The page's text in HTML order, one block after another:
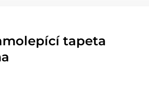
tapeta